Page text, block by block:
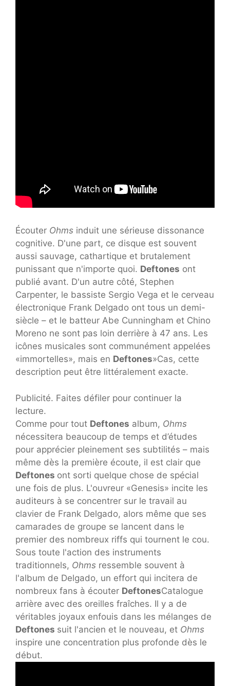
Écouter Ohms induit une sérieuse dissonance
cognitive. D'une part, ce disque est souvent
aussi sauvage, cathartique et brutalement
punissant que n'importe quoi. Deftones ont
publié avant. D'un autre côté, Stephen
Carpenter, le bassiste Sergio Vega et le cerveau
électronique Frank Delgado ont tous un demi-
siècle – et le batteur Abe Cunningham et Chino
Moreno ne sont pas loin derrière à 47 ans. Les
icônes musicales sont communément appelées
«immortelles», mais en Deftones»Cas, cette
description peut être littéralement exacte.
Publicité. Faites défiler pour continuer la
lecture.
Comme pour tout Deftones album, Ohms
nécessitera beaucoup de temps et d’études
pour apprécier pleinement ses subtilités – mais
même dès la première écoute, il est clair que
Deftones ont sorti quelque chose de spécial
une fois de plus. L'ouvreur «Genesis» incite les
auditeurs à se concentrer sur le travail au
clavier de Frank Delgado, alors même que ses
camarades de groupe se lancent dans le
premier des nombreux riffs qui tournent le cou.
Sous toute l'action des instruments
traditionnels, Ohms ressemble souvent à
l'album de Delgado, un effort qui incitera de
nombreux fans à écouter DeftonesCatalogue
arrière avec des oreilles fraîches. Il y a de
véritables joyaux enfouis dans les mélanges de
Deftones suit l'ancien et le nouveau, et Ohms
inspire une concentration plus profonde dès le
début.